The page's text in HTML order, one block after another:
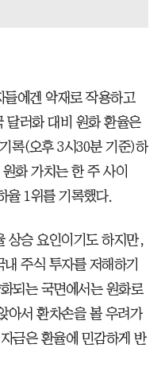
에겐 악재로 작용하고
달러화 대비 원화 환율은
록(오후 3시30분 기준)하
화 가치는 한 주 사이
율 1위를 기록했다.
상승 요인이기도 하지만,
주식 투자를 저해하기
되는 국면에서는 원화로
아서 환차손을 볼 우려가
금은 환율에 민감하게 반